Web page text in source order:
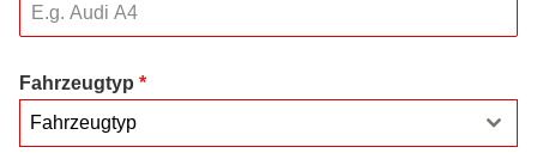
Fahrzeugtyp *
Fahrzeugtyp